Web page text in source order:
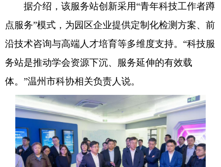
据介绍，该服务站创新采用“青年科技工作者蹲
点服务”模式，为园区企业提供定制化检测方案、前
沿技术咨询与高端人才培育等多维度支持。“科技服
务站是推动学会资源下沉、服务延伸的有效载
体。”温州市科协相关负责人说。